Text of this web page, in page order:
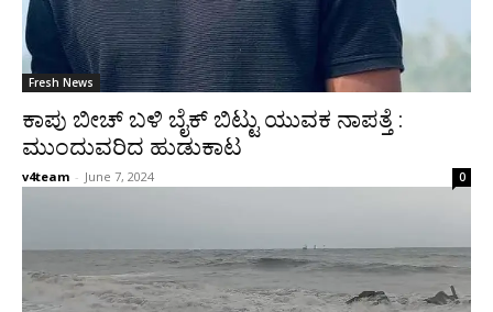
Fresh News
ಕಾಪು ಬೀಚ್ ಬಳಿ ಬೈಕ್ ಬಿಟ್ಟು ಯುವಕ ನಾಪತ್ತೆ :
ಮುಂದುವರಿದ ಹುಡುಕಾಟ
v4team - June 7, 2024 0